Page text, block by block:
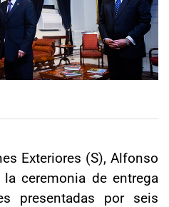
Exteriores (S), Alfonso
ceremonia de entrega
presentadas por seis